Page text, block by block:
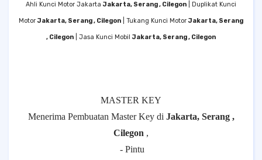
Ahli Kunci Motor JakartaJakarta, Serang , Cilegon | Duplikat Kunci
MotorJakarta, Serang , Cilegon | Tukang Kunci MotorJakarta, Serang
, Cilegon | Jasa Kunci MobilJakarta, Serang , Cilegon
MASTER KEY
Menerima Pembuatan Master Key di Jakarta, Serang ,
Cilegon ,
- Pintu